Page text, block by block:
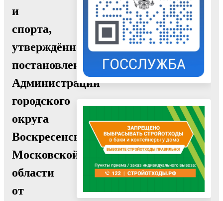
и
спорта,
утверждённое
постановлением
Администрации
городского
округа
Воскресенск
Московской
области
от